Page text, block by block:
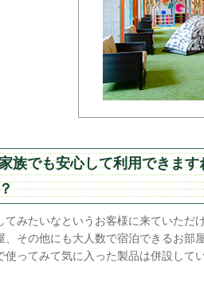
族でも安心して利用できます
みたいなというお客様に来ていただ
その他にも大人数で宿泊できるお部
ってみて気に入った製品は併設して